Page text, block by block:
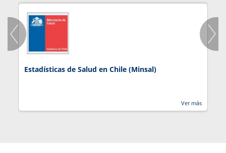
Estadísticas de Salud en Chile (Minsal)
Ver más